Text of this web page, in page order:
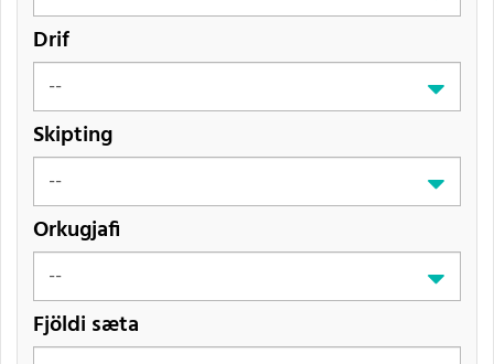
Drif
Skipting
Orkugjafi
Fjöldi sæta